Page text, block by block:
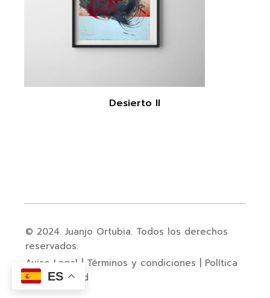
Desierto II
© 2024. Juanjo Ortubia. Todos los derechos
reservados.
Aviso Legal | Términos y condiciones
Política
de privacidad
ES